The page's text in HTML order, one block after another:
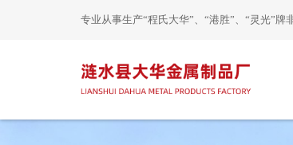
专业从事生产“程氏大华”、“港胜”、“灵光”